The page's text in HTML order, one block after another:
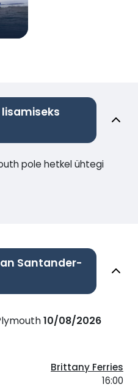
pole hetkel ühtegi
Santander-
10/08/2026
Brittany Ferries
16:00